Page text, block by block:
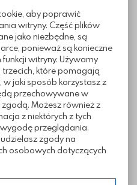
aby poprawić
witryny. Część plików
jako niezbędne, są
ponieważ są konieczne
witryny. Używamy
które pomagają
jaki sposób korzystasz z
przechowywane w
Możesz również z
z niektórych z tych
przeglądania.
zgody na
osobowych dotyczących
Dodaj do